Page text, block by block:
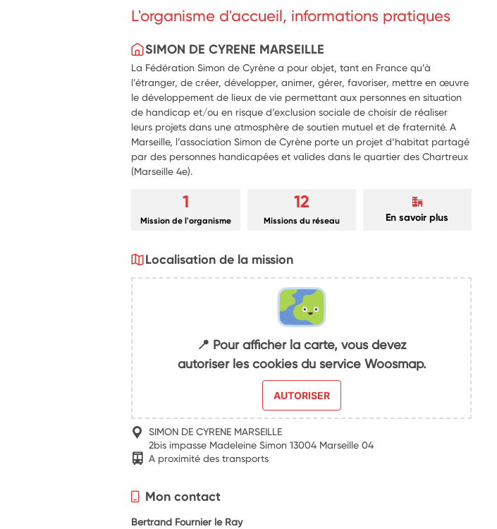
L'organisme d'accueil, informations pratiques
SIMON DE CYRENE MARSEILLE
La Fédération Simon de Cyrène a pour objet, tant en France qu’à
l’étranger, de créer, développer, animer, gérer, favoriser, mettre en œuvre
le développement de lieux de vie permettant aux personnes en situation
de handicap et/ou en risque d’exclusion sociale de choisir de réaliser
leurs projets dans une atmosphère de soutien mutuel et de fraternité. A
Marseille, l’association Simon de Cyrène porte un projet d’habitat partagé
par des personnes handicapées et valides dans le quartier des Chartreux
(Marseille 4e).
1
Mission de l'organisme
12
Missions du réseau En savoir plus
Localisation de la mission
📍 Pour afficher la carte, vous devez
autoriser les cookies du service Woosmap.
AUTORISER
SIMON DE CYRENE MARSEILLE
2bis impasse Madeleine Simon 13004 Marseille 04
A proximité des transports
Mon contact
Bertrand Fournier le Ray